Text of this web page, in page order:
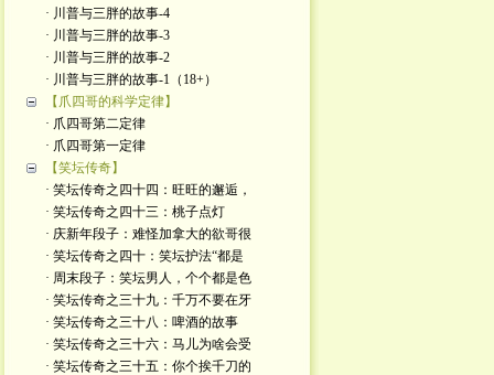
· 川普与三胖的故事-4
· 川普与三胖的故事-3
· 川普与三胖的故事-2
· 川普与三胖的故事-1（18+）
【爪四哥的科学定律】
· 爪四哥第二定律
· 爪四哥第一定律
【笑坛传奇】
· 笑坛传奇之四十四：旺旺的邂逅，
· 笑坛传奇之四十三：桃子点灯
· 庆新年段子：难怪加拿大的欲哥很
· 笑坛传奇之四十：笑坛护法“都是
· 周末段子：笑坛男人，个个都是色
· 笑坛传奇之三十九：千万不要在牙
· 笑坛传奇之三十八：啤酒的故事
· 笑坛传奇之三十六：马儿为啥会受
· 笑坛传奇之三十五：你个挨千刀的